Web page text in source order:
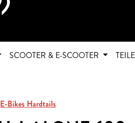
SCOOTER & E-SCOOTER TEILE
E-Bikes Hardtails